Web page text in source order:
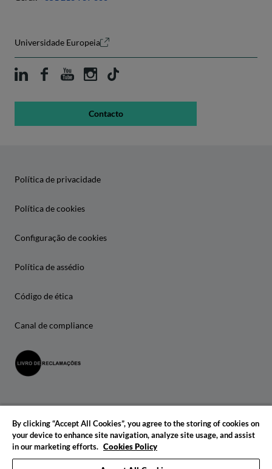
Universidade Europeia
Contacto
Política de privacidade
Política de cookies
Configuração de cookies
Política de assédio
Código de ética
Canal de compliance
© 2026 IADE. Todos os direitos reservados.
By clicking “Accept All Cookies”, you agree to the storing of cookies on
your device to enhance site navigation, analyze site usage, and assist
in our marketing efforts. Cookies Policy